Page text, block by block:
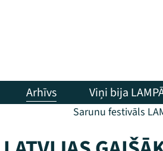
Arhīvs Viņi bija
Sarunu festivāls